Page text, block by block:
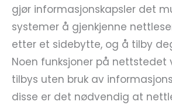
gjør informasjonskapsler det
systemer å gjenkjenne
etter et sidebytte, og å tilby
Noen funksjoner på nettstedet
tilbys uten bruk av
disse er det nødvendig at